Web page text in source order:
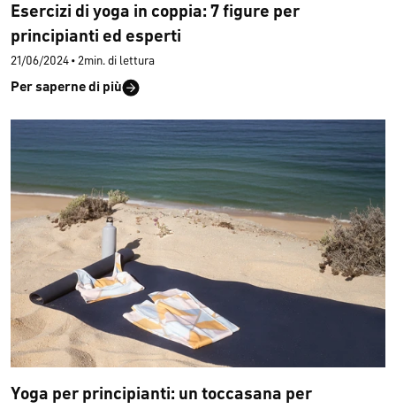
Esercizi di yoga in coppia: 7 figure per
principianti ed esperti
21/06/2024 • 2min. di lettura
Per saperne di più
Yoga per principianti: un toccasana per